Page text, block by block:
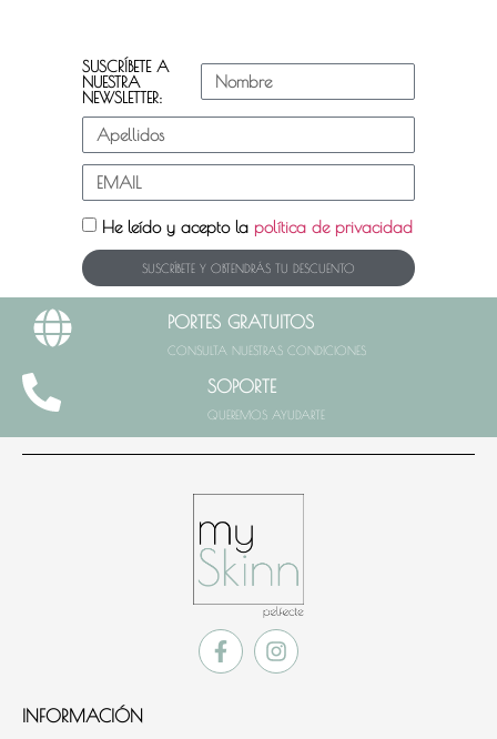
SUSCRÍBETE A
NUESTRA
NEWSLETTER:
He leído y acepto la política de privacidad
SUSCRÍBETE Y OBTENDRÁS TU DESCUENTO
PORTES GRATUITOS
CONSULTA NUESTRAS CONDICIONES
SOPORTE
QUEREMOS AYUDARTE
INFORMACIÓN